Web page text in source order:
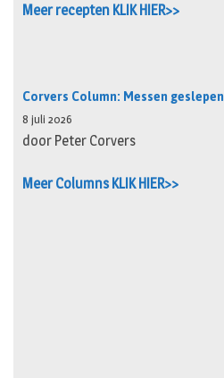
Meer recepten KLIK HIER>>
Corvers Column: Messen geslepen
8 juli 2026
door Peter Corvers
Meer Columns KLIK HIER>>